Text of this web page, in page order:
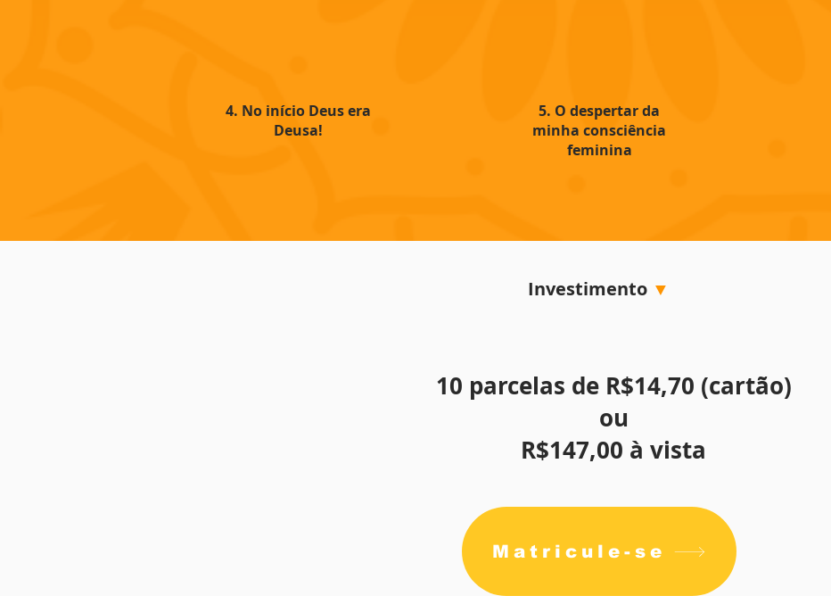
4. No início Deus era
Deusa!
5. O despertar da
minha consciência
feminina
Investimento ▼
10 parcelas de R$14,70 (cartão)
ou
R$147,00 à vista
Matricule-se